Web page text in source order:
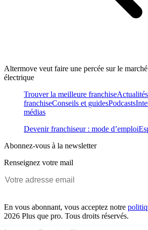
Altermove veut faire une percée sur le
électrique
Trouver la meilleure franchise
franchiseConseils et guidesPodcasts
médias
Devenir franchiseur : mode d’emploi
Abonnez-vous à la newsletter
Renseignez votre mail
En vous abonnant, vous acceptez notre
2026 Plus que pro. Tous droits réservés.